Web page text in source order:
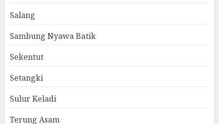
Salang
Sambung Nyawa Batik
Sekentut
Setangki
Sulur Keladi
Terung Asam